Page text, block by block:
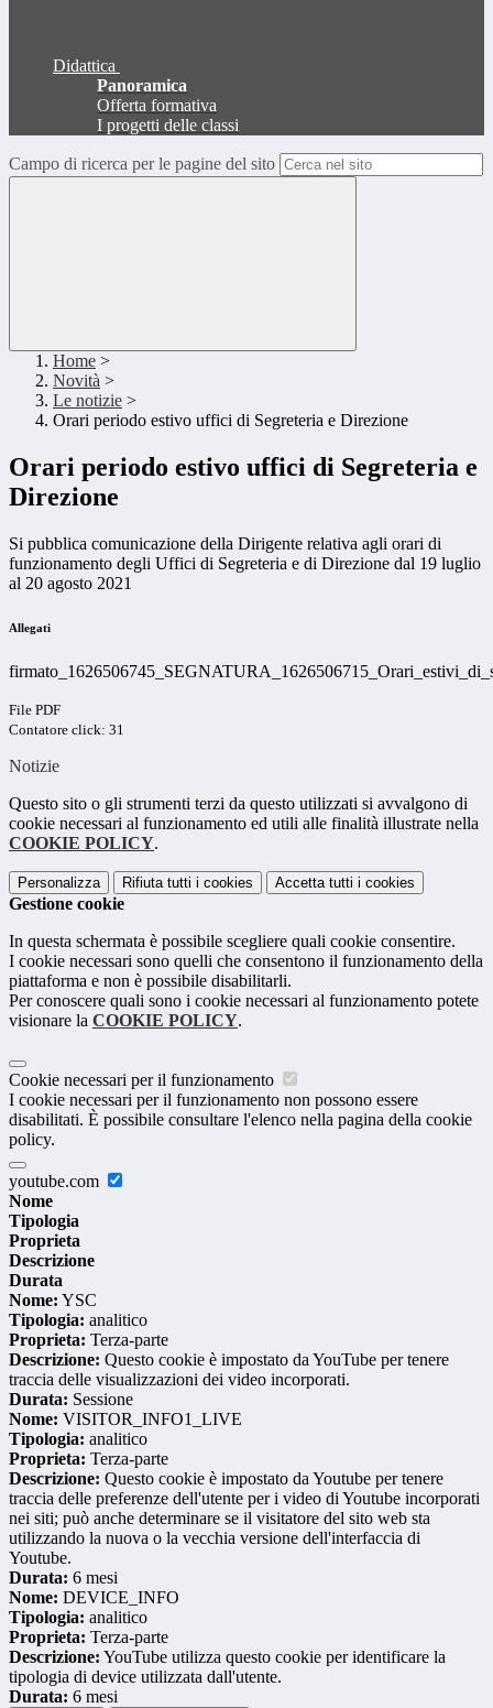
Didattica
Panoramica
Offerta formativa
I progetti delle classi
Campo di ricerca per le pagine del sito
Home >
Novità >
Le notizie >
Orari periodo estivo uffici di Segreteria e Direzione
Orari periodo estivo uffici di Segreteria e
Direzione
Si pubblica comunicazione della Dirigente relativa agli orari di
funzionamento degli Uffici di Segreteria e di Direzione dal 19 luglio
al 20 agosto 2021
Allegati
File PDF
Contatore click: 31
Notizie
Questo sito o gli strumenti terzi da questo utilizzati si avvalgono di
cookie necessari al funzionamento ed utili alle finalità illustrate nella
COOKIE POLICY.
Personalizza Rifiuta tutti i cookies Accetta tutti i cookies
Gestione cookie
In questa schermata è possibile scegliere quali cookie consentire.
I cookie necessari sono quelli che consentono il funzionamento della
piattaforma e non è possibile disabilitarli.
Per conoscere quali sono i cookie necessari al funzionamento potete
visionare la COOKIE POLICY.
Cookie necessari per il funzionamento
I cookie necessari per il funzionamento non possono essere
disabilitati. È possibile consultare l'elenco nella pagina della cookie
policy.
youtube.com
Nome
Tipologia
Proprieta
Descrizione
Durata
Nome: YSC
Tipologia: analitico
Proprieta: Terza-parte
Descrizione: Questo cookie è impostato da YouTube per tenere
traccia delle visualizzazioni dei video incorporati.
Durata: Sessione
Nome: VISITOR_INFO1_LIVE
Tipologia: analitico
Proprieta: Terza-parte
Descrizione: Questo cookie è impostato da Youtube per tenere
traccia delle preferenze dell'utente per i video di Youtube incorporati
nei siti; può anche determinare se il visitatore del sito web sta
utilizzando la nuova o la vecchia versione dell'interfaccia di
Youtube.
Durata: 6 mesi
Nome: DEVICE_INFO
Tipologia: analitico
Proprieta: Terza-parte
Descrizione: YouTube utilizza questo cookie per identificare la
tipologia di device utilizzata dall'utente.
Durata: 6 mesi